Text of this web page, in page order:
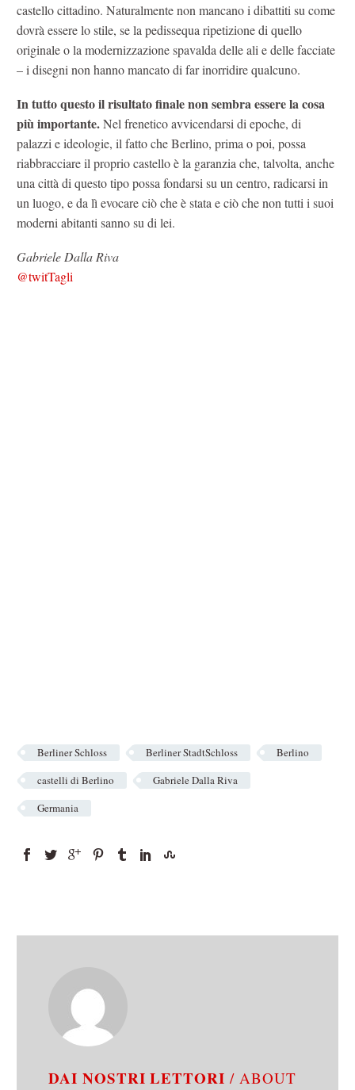
castello cittadino. Naturalmente non mancano i dibattiti su come
dovrà essere lo stile, se la pedissequa ripetizione di quello
originale o la modernizzazione spavalda delle ali e delle facciate
– i disegni non hanno mancato di far inorridire qualcuno.
In tutto questo il risultato finale non sembra essere la cosa
più importante.Nel frenetico avvicendarsi di epoche, di
palazzi e ideologie, il fatto che Berlino, prima o poi, possa
riabbracciare il proprio castello è la garanzia che, talvolta, anche
una città di questo tipo possa fondarsi su un centro, radicarsi in
un luogo, e da lì evocare ciò che è stata e ciò che non tutti i suoi
moderni abitanti sanno su di lei.
Gabriele Dalla Riva
@twitTagli
Berliner Schloss Berliner StadtSchloss
Berlino
castelli di Berlino
Gabriele Dalla Riva
Germania
DAI NOSTRI LETTORI/ ABOUT